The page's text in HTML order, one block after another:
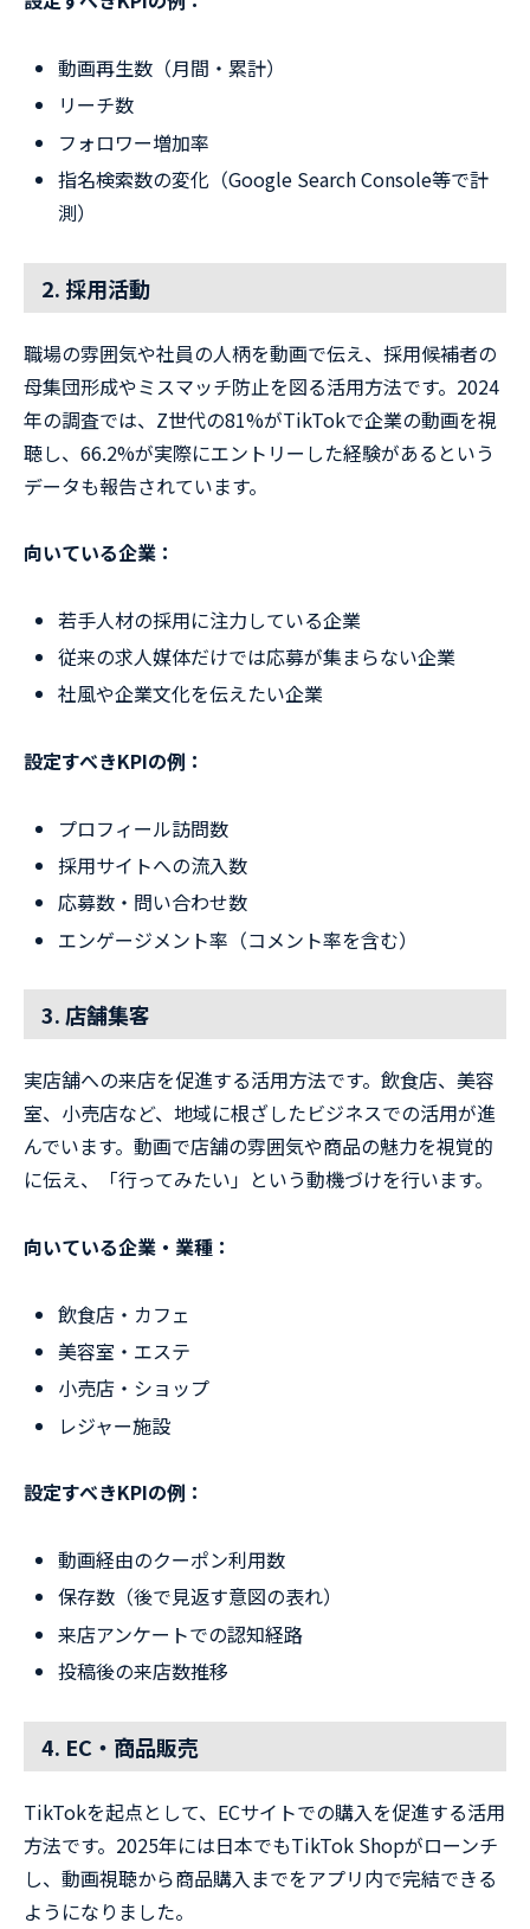
動画再生数（月間・累計）
リーチ数
フォロワー増加率
指名検索数の変化（Google Search Console等で計
測）
2. 採用活動
職場の雰囲気や社員の人柄を動画で伝え、採用候補者の
母集団形成やミスマッチ防止を図る活用方法です。2024
年の調査では、Z世代の81%がTikTokで企業の動画を視
聴し、66.2%が実際にエントリーした経験があるという
データも報告されています。
向いている企業：
若手人材の採用に注力している企業
従来の求人媒体だけでは応募が集まらない企業
社風や企業文化を伝えたい企業
設定すべきKPIの例：
プロフィール訪問数
採用サイトへの流入数
応募数・問い合わせ数
エンゲージメント率（コメント率を含む）
3. 店舗集客
実店舗への来店を促進する活用方法です。飲食店、美容
室、小売店など、地域に根ざしたビジネスでの活用が進
んでいます。動画で店舗の雰囲気や商品の魅力を視覚的
に伝え、「行ってみたい」という動機づけを行います。
向いている企業・業種：
飲食店・カフェ
美容室・エステ
小売店・ショップ
レジャー施設
設定すべきKPIの例：
動画経由のクーポン利用数
保存数（後で見返す意図の表れ）
来店アンケートでの認知経路
投稿後の来店数推移
4. EC・商品販売
TikTokを起点として、ECサイトでの購入を促進する活用
方法です。2025年には日本でもTikTok Shopがローンチ
し、動画視聴から商品購入までをアプリ内で完結できる
ようになりました。